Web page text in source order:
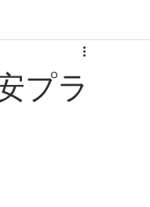
プラ